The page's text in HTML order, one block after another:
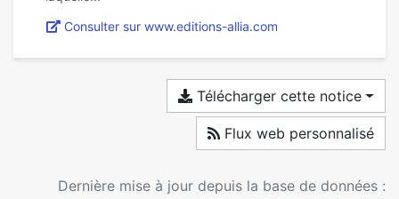
Consulter sur www.editions-allia.com
Télécharger cette notice
Flux web personnalisé
Dernière mise à jour depuis la base de données :